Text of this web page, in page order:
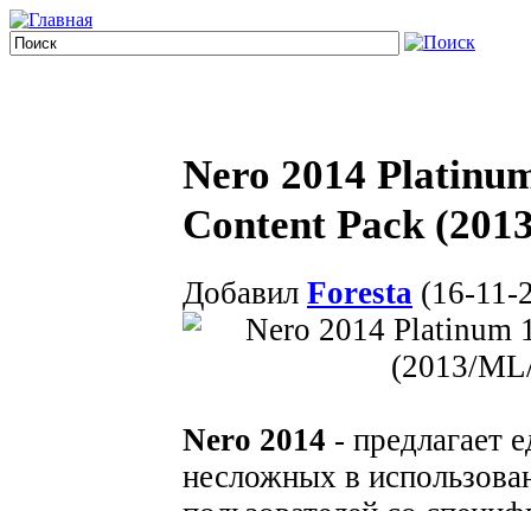
Nero 2014
Content Pack
Добавил Foresta (16-11-
Nero 2014 - предлагает
несложных в